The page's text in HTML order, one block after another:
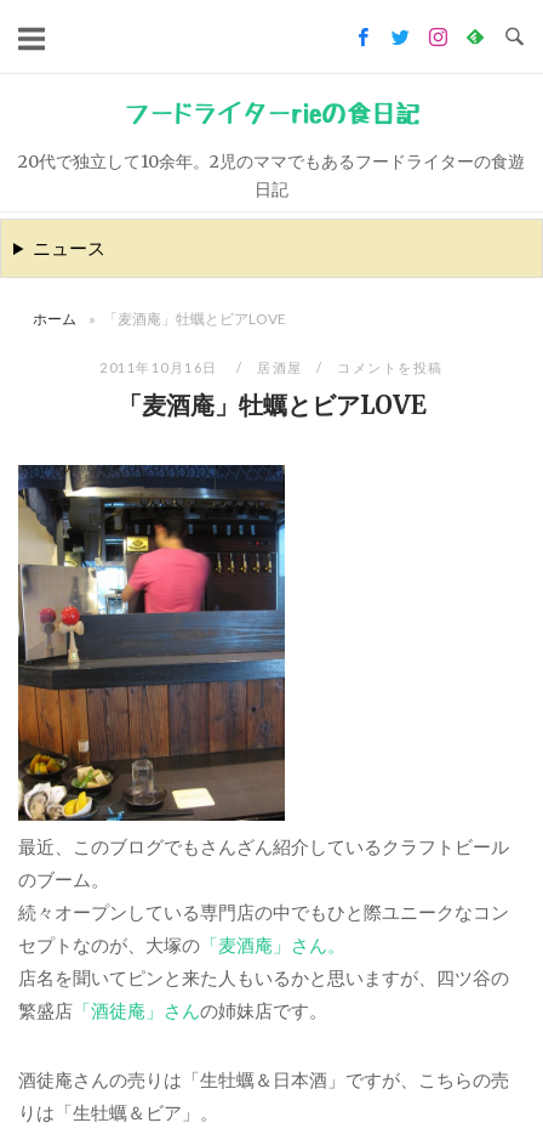
キ
ッ
フードライターrieの食日記
20代で独立して10余年。2児のママでもあるフードライターの食遊
日記
ニュース
ホーム » 「麦酒庵」牡蠣とビアLOVE
2011年10月16日 居酒屋 コメントを投稿
「麦酒庵」牡蠣とビアLOVE
最近、このブログでもさんざん紹介しているクラフトビール
のブーム。
続々オープンしている専門店の中でもひと際ユニークなコン
セプトなのが、大塚の 「麦酒庵」さん。
店名を聞いてピンと来た人もいるかと思いますが、四ツ谷の
繁盛店 「酒徒庵」さんの姉妹店です。
酒徒庵さんの売りは「生牡蠣＆日本酒」ですが、こちらの売
りは「生牡蠣＆ビア」。